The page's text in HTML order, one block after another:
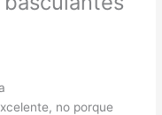
no porque